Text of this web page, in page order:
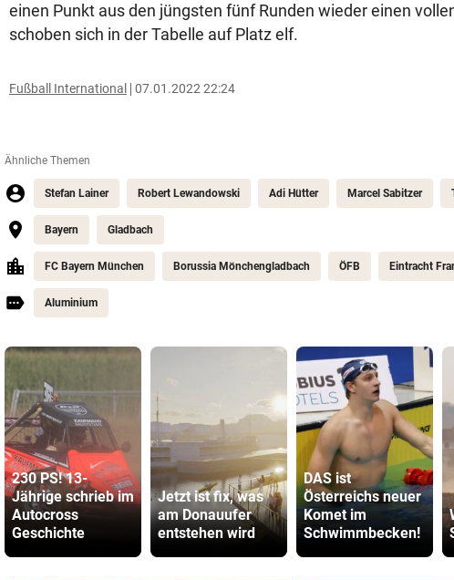
einen Punkt aus den jüngsten fünf Runden wieder einen
schoben sich in der Tabelle auf Platz elf.
Fußball International 07.01.2022 22:24
Ähnliche Themen
Stefan Lainer Robert Lewandowski Adi Hütter Marcel Sabitzer
Bayern Gladbach
FC Bayern München Borussia Mönchengladbach ÖFB Eintracht
Aluminium
230 PS! 13-
Jährige schrieb im
Autocross
Geschichte
Jetzt ist fix, was
am Donauufer
entstehen wird
DAS ist
Österreichs neuer
Komet im
Schwimmbecken!